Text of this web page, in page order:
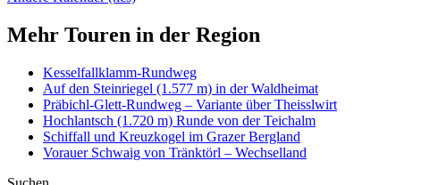
Mehr Touren in der Region
Kesselfallklamm-Rundweg
Auf den Steinriegel (1.577 m) in der Waldheimat
Präbichl-Glett-Rundweg – Variante über Theisslwirt
Hochlantsch (1.720 m) Runde von der Teichalm
Schiffall und Kreuzkogel im Grazer Bergland
Vorauer Schwaig von Tränktörl – Wechselland